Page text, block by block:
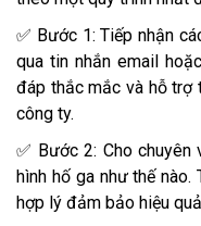
✅ Bước 1: Tiếp nhận
qua tin nhắn email
đáp thắc mắc và hỗ trợ
công ty.
✅ Bước 2: Cho
hình hố ga như thế
hợp lý đảm bảo hiệu